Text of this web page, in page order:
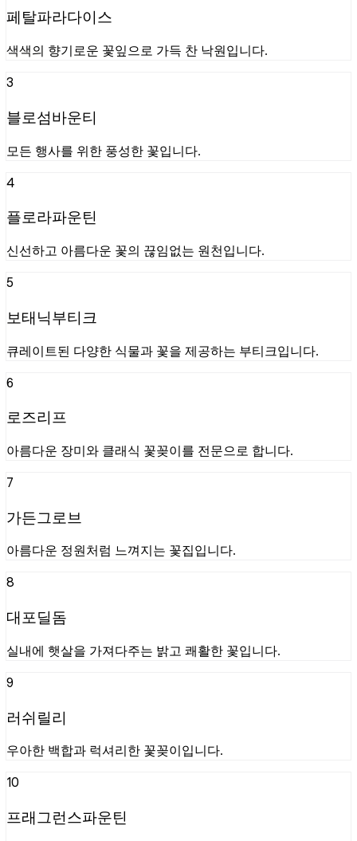
페탈파라다이스
색색의 향기로운 꽃잎으로 가득 찬 낙원입니다.
3
블로섬바운티
모든 행사를 위한 풍성한 꽃입니다.
4
플로라파운틴
신선하고 아름다운 꽃의 끊임없는 원천입니다.
5
보태닉부티크
큐레이트된 다양한 식물과 꽃을 제공하는 부티크입니다.
6
로즈리프
아름다운 장미와 클래식 꽃꽂이를 전문으로 합니다.
7
가든그로브
아름다운 정원처럼 느껴지는 꽃집입니다.
8
대포딜돔
실내에 햇살을 가져다주는 밝고 쾌활한 꽃입니다.
9
러쉬릴리
우아한 백합과 럭셔리한 꽃꽂이입니다.
10
프래그런스파운틴